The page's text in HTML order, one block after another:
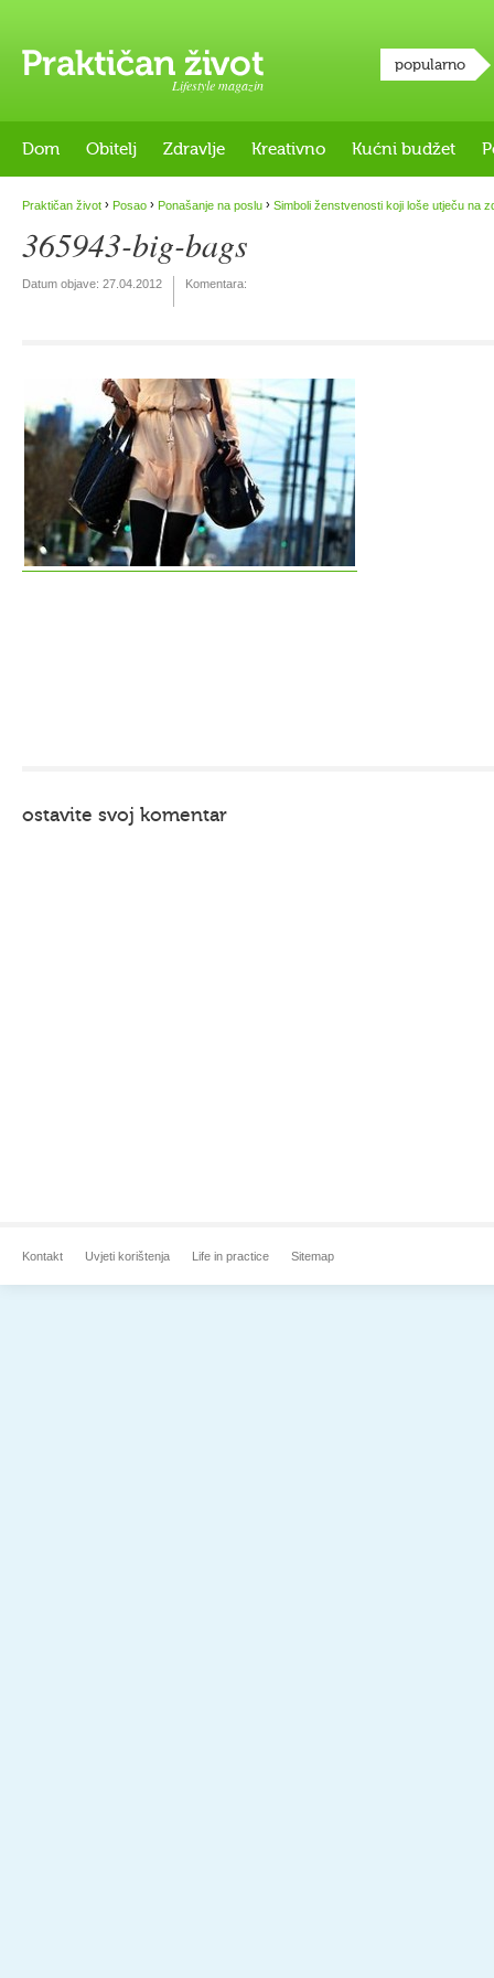
Lifestyle magazin
popularno
Dom Obitelj Zdravlje Kreativno Kućni budžet
Praktičan život › Posao › Ponašanje na poslu › Simboli ženstvenosti koji loše utječu na
365943-big-bags
Datum objave: 27.04.2012 Komentara:
ostavite svoj komentar
Kontakt Uvjeti korištenja Life in practice Sitemap